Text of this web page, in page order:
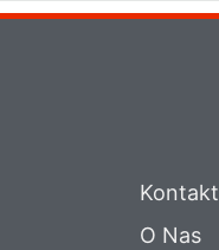
Kontakt
O Nas